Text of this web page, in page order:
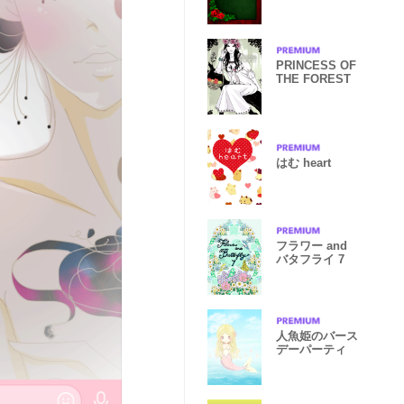
PRINCESS OF
THE FOREST
はむ heart
フラワー and
バタフライ 7
人魚姫のバース
デーパーティ